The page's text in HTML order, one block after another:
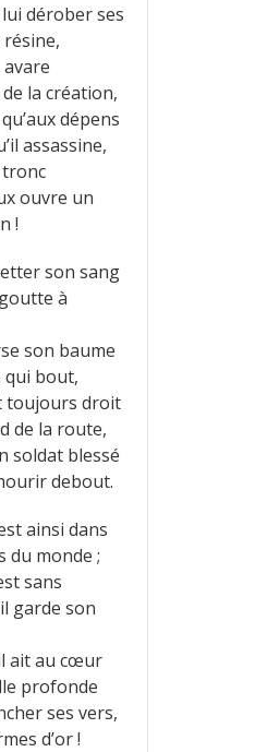
dérober ses
résine,
avare
la création,
dépens
assassine,
ouvre un
!
son sang
à
son baume
qui bout,
toujours droit
de la route,
soldat blessé
debout.
ainsi dans
du monde ;
sans
garde son
ait au cœur
profonde
ses vers,
d’or !